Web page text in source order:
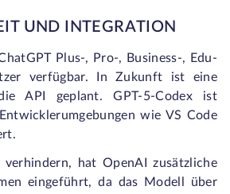
UND INTEGRATION
Plus-, Pro-, Business-, Edu-
verfügbar. In Zukunft ist eine
API geplant. GPT-5-Codex ist
wie VS Code
hat OpenAI zusätzliche
eingeführt, da das Modell über